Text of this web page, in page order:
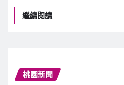
繼續閱讀
桃園新聞